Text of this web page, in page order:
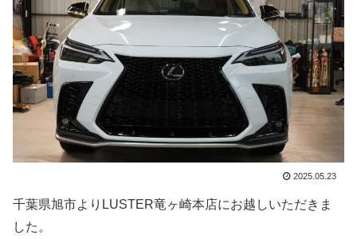
2025.05.23
千葉県旭市よりLUSTER竜ヶ崎本店にお越しいただきま
した。